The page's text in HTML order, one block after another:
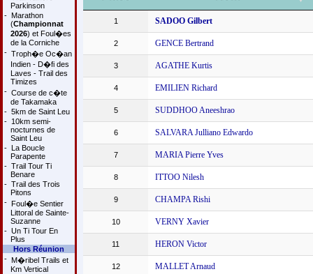
Parkinson
- Marathon
(Championnat
2026) et Foul�es
de la Corniche
- Troph�e Oc�an
Indien - D�fi des
Laves - Trail des
Timizes
- Course de c�te
de Takamaka
- 5km de Saint Leu
- 10km semi-
nocturnes de
Saint Leu
- La Boucle
Parapente
- Trail Tour Ti
Benare
- Trail des Trois
Pitons
- Foul�e Sentier
Littoral de Sainte-
Suzanne
- Un Ti Tour En
Plus
Hors Réunion
- M�ribel Trails et
Km Vertical
1 SADOO Gilbert
2 GENCE Bertrand
3 AGATHE Kurtis
4 EMILIEN Richard
5 SUDDHOO Aneeshrao
6 SALVARA Julliano Edwardo
7 MARIA Pierre Yves
8 ITTOO Nilesh
9 CHAMPA Rishi
10 VERNY Xavier
11 HERON Victor
12 MALLET Arnaud